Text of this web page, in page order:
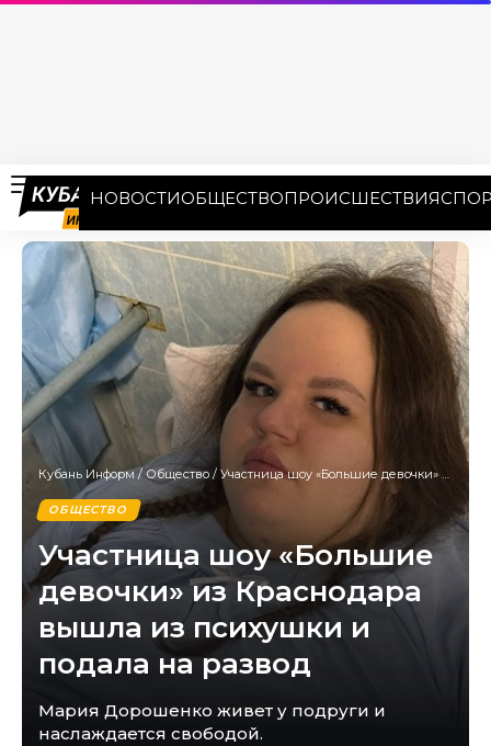
НОВОСТИОБЩЕСТВОПРОИСШЕСТВИЯ
Кубань Информ /Общество / Участница шоу «Большие девочки» из Краснодара вышла из психушки и подала на развод
ОБЩЕСТВО
Участница шоу «Большие
девочки» из Краснодара
вышла из психушки и
подала на развод
Мария Дорошенко живет у подруги и
наслаждается свободой.